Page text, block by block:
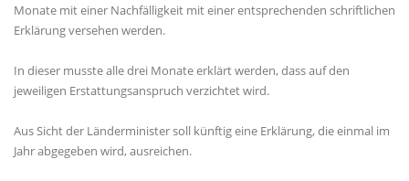
Monate mit einer Nachfälligkeit mit einer entsprechenden schriftlichen
Erklärung versehen werden.
In dieser musste alle drei Monate erklärt werden, dass auf den
jeweiligen Erstattungsanspruch verzichtet wird.
Aus Sicht der Länderminister soll künftig eine Erklärung, die einmal im
Jahr abgegeben wird, ausreichen.